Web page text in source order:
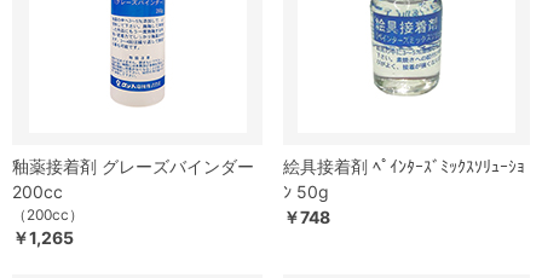
釉薬接着剤 グレーズバインダー
200cc
（200cc）
￥1,265
絵具接着剤 ﾍﾟｲﾝﾀｰｽﾞﾐｯｸｽｿﾘｭｰｼｮ
ﾝ 50g
￥748